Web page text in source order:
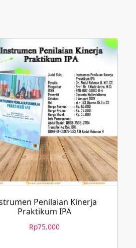
Penilaian Kinerja
Praktikum IPA
Rp75.000